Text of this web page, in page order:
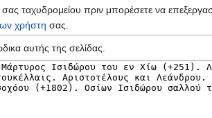
ταχυδρομείου πριν μπορέσετε να
χρήστη σας.
αυτής της σελίδας.